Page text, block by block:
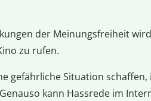
der Meinungsfreiheit
zu rufen.
gefährliche Situation
kann Hassrede im